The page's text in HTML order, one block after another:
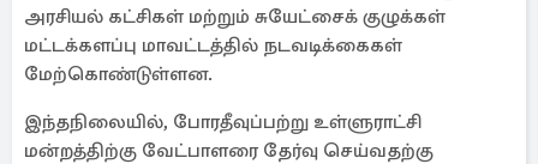
அரசியல் கட்சிகள் மற்றும் சுயேட்சைக் குழுக்கள்
மட்டக்களப்பு மாவட்டத்தில் நடவடிக்கைகள்
மேற்கொண்டுள்ளன.
இந்தநிலையில், போரதீவுப்பற்று உள்ளுராட்சி
மன்றத்திற்கு வேட்பாளரை தேர்வு செய்வதற்கு